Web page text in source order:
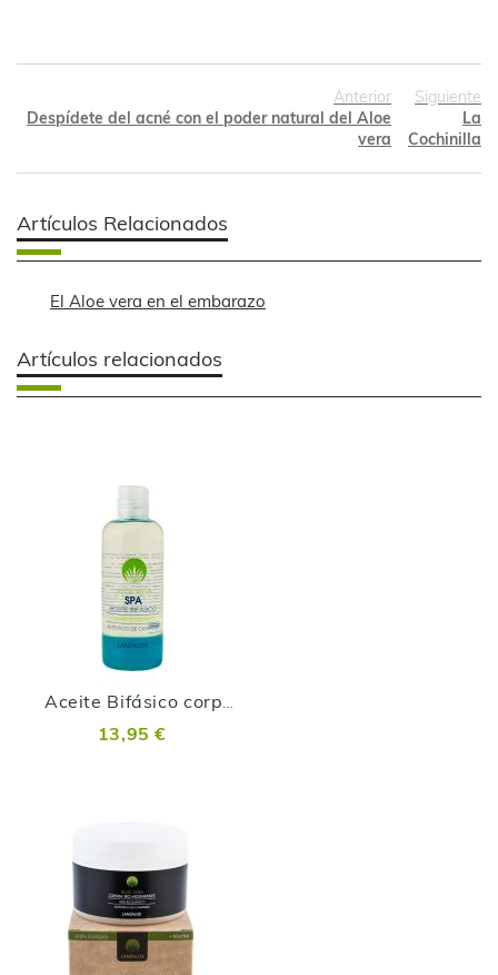
Anterior
Despídete del acné con el poder natural del Aloe
vera
Siguiente
La
Cochinilla
Artículos Relacionados
El Aloe vera en el embarazo
Artículos relacionados
Aceite Bifásico corporal con Aloe Vera
13,95 €